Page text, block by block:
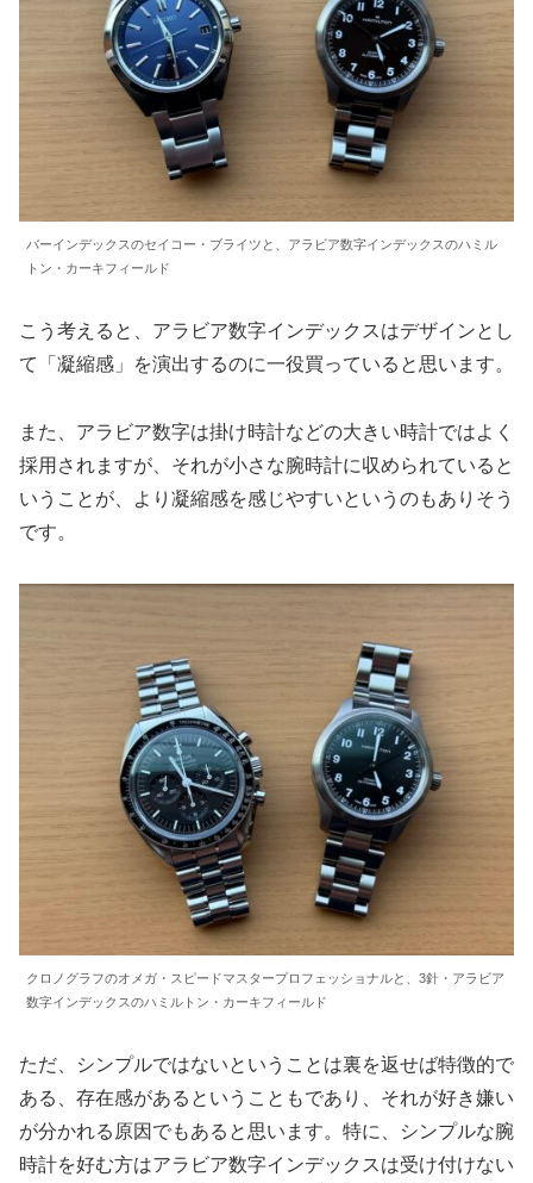
バーインデックスのセイコー・ブライツと、アラビア数字インデックスのハミル
トン・カーキフィールド
こう考えると、アラビア数字インデックスはデザインとし
て「凝縮感」を演出するのに一役買っていると思います。
また、アラビア数字は掛け時計などの大きい時計ではよく
採用されますが、それが小さな腕時計に収められていると
いうことが、より凝縮感を感じやすいというのもありそう
です。
クロノグラフのオメガ・スピードマスタープロフェッショナルと、3針・アラビア
数字インデックスのハミルトン・カーキフィールド
ただ、シンプルではないということは裏を返せば特徴的で
ある、存在感があるということもであり、それが好き嫌い
が分かれる原因でもあると思います。特に、シンプルな腕
時計を好む方はアラビア数字インデックスは受け付けない